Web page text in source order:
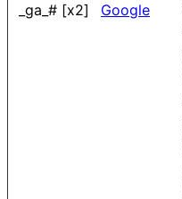
_ga_# [x2]
Google